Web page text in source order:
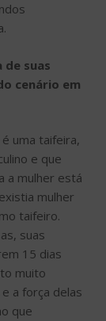
de suas
cenário em
uma taifeira,
e que
a mulher está
mulher
taifeiro.
suas
15 dias
muito
a força delas
que